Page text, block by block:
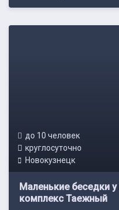
до 10 человек
круглосуточно
Новокузнецк
Маленькие беседки
комплекс Таежный